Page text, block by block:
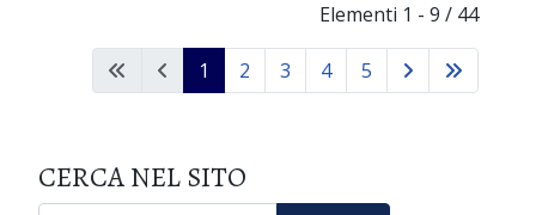
Elementi 1 - 9 / 44
1 2 3 4 5
CERCA NEL SITO